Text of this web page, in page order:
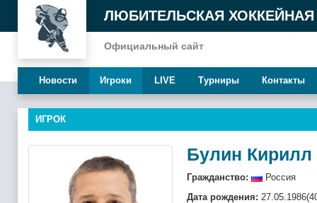
ЛЮБИТЕЛЬСКАЯ ХОККЕЙНАЯ
Официальный сайт
Новости Игроки LIVE Турниры Контакты
ИГРОК
Булин Кирилл
Гражданство:
Россия
Дата рождения: